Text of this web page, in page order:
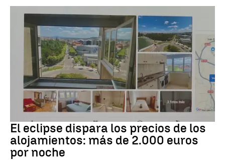
Eclipse solar
El eclipse dispara los precios de los
alojamientos: más de 2.000 euros
por noche